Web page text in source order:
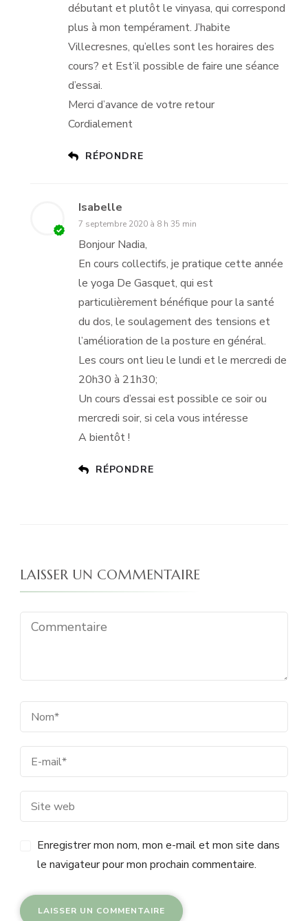
débutant et plutôt le vinyasa, qui correspond
plus à mon tempérament. J’habite
Villecresnes, qu’elles sont les horaires des
cours? et Est’il possible de faire une séance
d’essai.
Merci d’avance de votre retour
Cordialement
RÉPONDRE
Isabelle
7 septembre 2020 à 8 h 35 min
Bonjour Nadia,
En cours collectifs, je pratique cette année
le yoga De Gasquet, qui est
particulièrement bénéfique pour la santé
du dos, le soulagement des tensions et
l’amélioration de la posture en général.
Les cours ont lieu le lundi et le mercredi de
20h30 à 21h30;
Un cours d’essai est possible ce soir ou
mercredi soir, si cela vous intéresse
A bientôt !
RÉPONDRE
LAISSER UN COMMENTAIRE
Enregistrer mon nom, mon e-mail et mon site dans
le navigateur pour mon prochain commentaire.